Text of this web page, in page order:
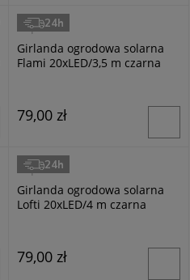
Superled
Girlanda ogrodowa solarna
Flami 20xLED/3,5 m czarna
79,00 zł
24h
Superled
Girlanda ogrodowa solarna
Lofti 20xLED/4 m czarna
79,00 zł
24h